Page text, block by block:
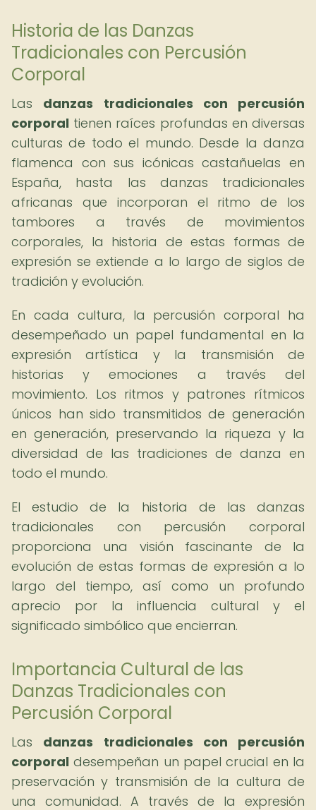
Historia de las Danzas
Tradicionales con Percusión
Corporal
Las danzas tradicionales con percusión
corporal tienen raíces profundas en diversas
culturas de todo el mundo. Desde la danza
flamenca con sus icónicas castañuelas en
España, hasta las danzas tradicionales
africanas que incorporan el ritmo de los
tambores a través de movimientos
corporales, la historia de estas formas de
expresión se extiende a lo largo de siglos de
tradición y evolución.
En cada cultura, la percusión corporal ha
desempeñado un papel fundamental en la
expresión artística y la transmisión de
historias y emociones a través del
movimiento. Los ritmos y patrones rítmicos
únicos han sido transmitidos de generación
en generación, preservando la riqueza y la
diversidad de las tradiciones de danza en
todo el mundo.
El estudio de la historia de las danzas
tradicionales con percusión corporal
proporciona una visión fascinante de la
evolución de estas formas de expresión a lo
largo del tiempo, así como un profundo
aprecio por la influencia cultural y el
significado simbólico que encierran.
Importancia Cultural de las
Danzas Tradicionales con
Percusión Corporal
Las danzas tradicionales con percusión
corporal desempeñan un papel crucial en la
preservación y transmisión de la cultura de
una comunidad. A través de la expresión